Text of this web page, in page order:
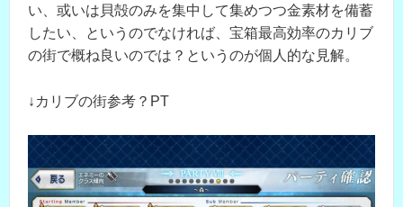
い、或いは貝殻のみを集中して集めつつ金素材を備蓄
したい、というのでなければ、宝箱最高効率のカリブ
の街で概ね良いのでは？というのが個人的な見解。
↓カリブの街参考？PT